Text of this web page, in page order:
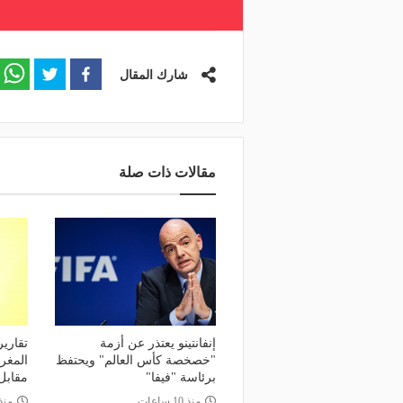
شارك المقال
مقالات ذات صلة
إنفانتينو يعتذر عن أزمة
"خصخصة كأس العالم" ويحتفظ
برئاسة "فيفا"